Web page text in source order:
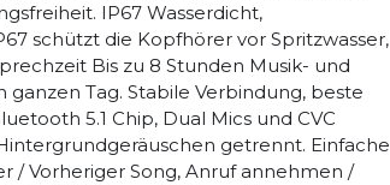
IP67 Wasserdicht,
schützt die Kopfhörer vor Spritzwasser,
Bis zu 8 Stunden Musik- und
Tag. Stabile Verbindung, beste
5.1 Chip, Dual Mics und CVC
getrennt. Einfache
/ Vorheriger Song, Anruf annehmen /